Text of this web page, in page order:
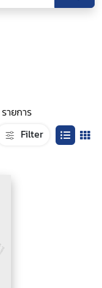
ายการ
Filter